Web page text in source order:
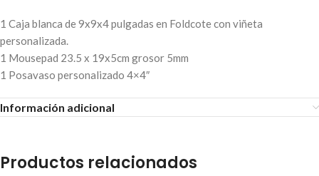
1 Caja blanca de 9x9x4 pulgadas en Foldcote con viñeta
personalizada.
1 Mousepad 23.5 x 19x5cm grosor 5mm
1 Posavaso personalizado 4×4″
Información adicional
Productos relacionados